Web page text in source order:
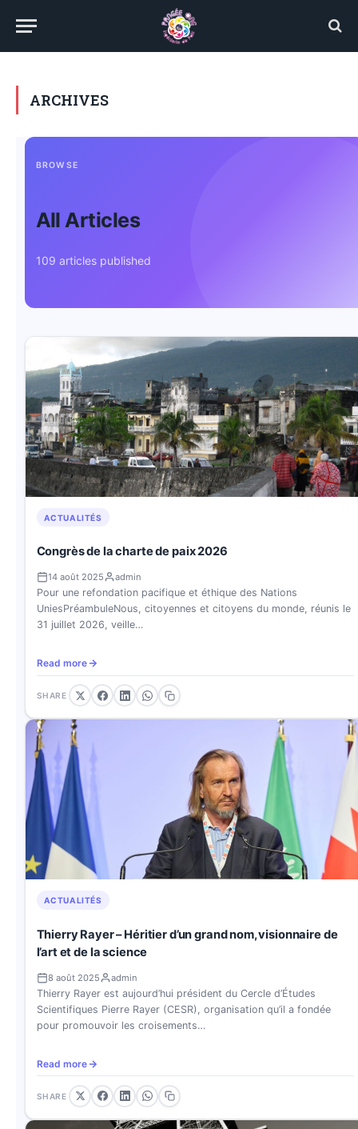
ARCHIVES
BROWSE
All Articles
109 articles published
ACTUALITÉS
Congrès de la charte de paix 2026
14 août 2025 admin
Pour une refondation pacifique et éthique des Nations
UniesPréambuleNous, citoyennes et citoyens du monde, réunis le
31 juillet 2026, veille…
Read more
SHARE
ACTUALITÉS
Thierry Rayer – Héritier d’un grand nom, visionnaire de
l’art et de la science
8 août 2025 admin
Thierry Rayer est aujourd’hui président du Cercle d’Études
Scientifiques Pierre Rayer (CESR), organisation qu’il a fondée
pour promouvoir les croisements…
Read more
SHARE